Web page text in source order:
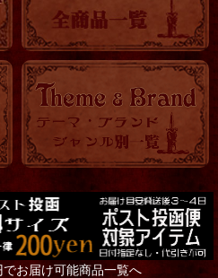
お届け可能商品一覧へ